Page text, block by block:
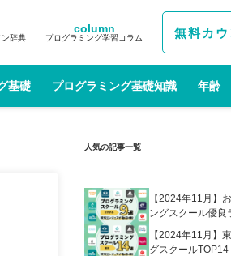
ン辞典
column
プログラミング学習コラム 無料カ
基礎 プログラミング基礎知識 年齢
人気の記事一覧
【2024年11月】
ングスクール優良
エンジニアが選ん
ングスクールの比
【2024年11月】
グスクールTOP14